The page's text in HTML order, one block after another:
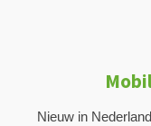
Nieuw in